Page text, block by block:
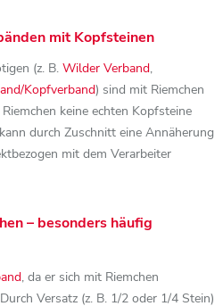
mit Kopfsteinen
(z. B. Wilder Verband,
Kopfverband) sind mit Riemchen
keine echten Kopfsteine
durch Zuschnitt eine Annäherung
mit dem Verarbeiter
– besonders häufig
, da er sich mit Riemchen
Versatz (z. B. 1/2 oder 1/4 Stein)